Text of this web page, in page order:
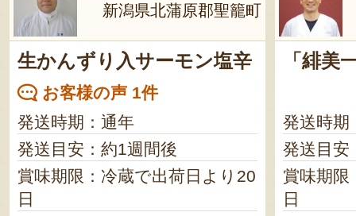
新潟県北蒲原郡聖籠町
生かんずり入サーモン塩辛
お客様の声 1件
発送時期：通年
発送目安：約1週間後
賞味期限：冷蔵で出荷日より20
日
「緋美
発送時期
発送目安
賞味期限
日